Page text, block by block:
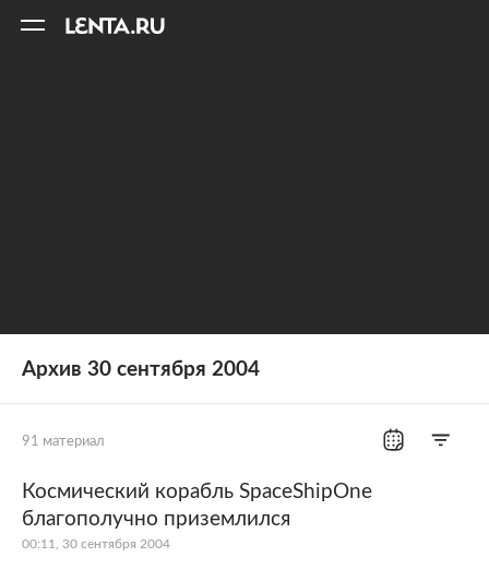
Архив 30 сентября 2004
91 материал
Все рубрики Россия
Мир
Космический корабль SpaceShipOne
благополучно приземлился
00:11, 30 сентября 2004